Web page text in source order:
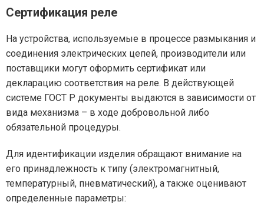
Сертификация реле
На устройства, используемые в процессе размыкания и
соединения электрических цепей, производители или
поставщики могут оформить сертификат или
декларацию соответствия на реле. В действующей
системе ГОСТ Р документы выдаются в зависимости от
вида механизма – в ходе добровольной либо
обязательной процедуры.
Для идентификации изделия обращают внимание на
его принадлежность к типу (электромагнитный,
температурный, пневматический), а также оценивают
определенные параметры: